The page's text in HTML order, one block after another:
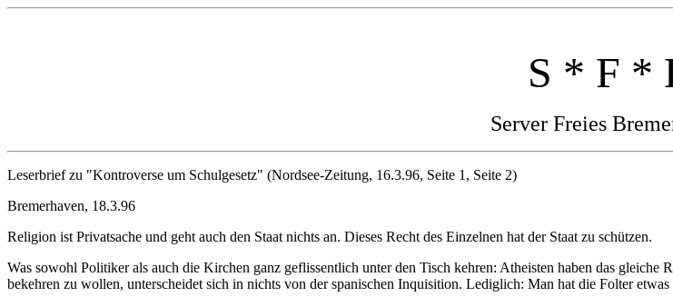
S * F *
Server Freies
Leserbrief zu "Kontroverse um Schulgesetz" (Nordsee-Zeitung, 16.3.96, Seite 1, Seite 2)
Bremerhaven, 18.3.96
Religion ist Privatsache und geht auch den Staat nichts an. Dieses Recht des Einzelnen hat der Staat zu schützen.
Was sowohl Politiker als auch die Kirchen ganz geflissentlich unter den Tisch kehren: Atheisten haben das
bekehren zu wollen, unterscheidet sich in nichts von der spanischen Inquisition. Lediglich: Man hat die Folter